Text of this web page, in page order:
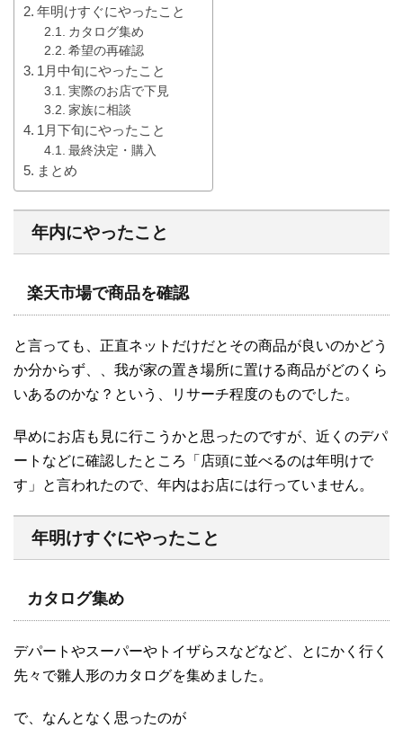
年明けすぐにやったこと
カタログ集め
希望の再確認
1月中旬にやったこと
実際のお店で下見
家族に相談
1月下旬にやったこと
最終決定・購入
まとめ
年内にやったこと
楽天市場で商品を確認
と言っても、正直ネットだけだとその商品が良いのかどう
か分からず、、我が家の置き場所に置ける商品がどのくら
いあるのかな？という、リサーチ程度のものでした。
早めにお店も見に行こうかと思ったのですが、近くのデパ
ートなどに確認したところ「店頭に並べるのは年明けで
す」と言われたので、年内はお店には行っていません。
年明けすぐにやったこと
カタログ集め
デパートやスーパーやトイザらスなどなど、とにかく行く
先々で雛人形のカタログを集めました。
で、なんとなく思ったのが